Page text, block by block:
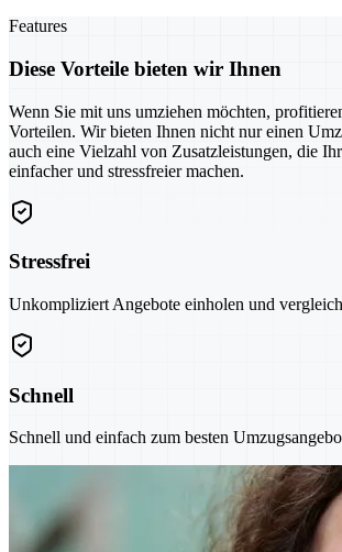
Features
Diese Vorteile bieten wir Ihnen
Wenn Sie mit uns umziehen möchten,
Vorteilen. Wir bieten Ihnen nicht nur einen
auch eine Vielzahl von Zusatzleistungen, die
einfacher und stressfreier machen.
Stressfrei
Unkompliziert Angebote einholen und
Schnell
Schnell und einfach zum besten